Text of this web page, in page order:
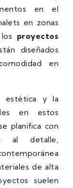
en el
en zonas
proyectos
diseñados
en
estética y la
en estos
planifica con
al detalle,
de alta
suelen